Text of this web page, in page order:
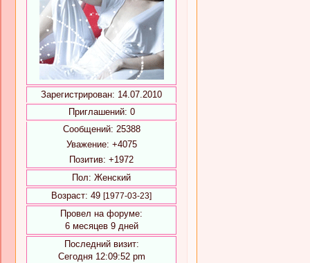
Зарегистрирован: 14.07.2010
Приглашений: 0
Сообщений: 25388
Уважение: +4075
Позитив: +1972
Пол: Женский
Возраст: 49 [1977-03-23]
Провел на форуме:
6 месяцев 9 дней
Последний визит:
Сегодня 12:09:52 pm